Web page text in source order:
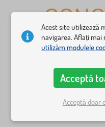
DE
Acest site utilizează
navigarea. Aflați
utilizăm modulele
Acceptă
Acceptă doar